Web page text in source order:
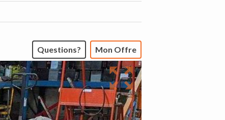
Questions? Mon Offre